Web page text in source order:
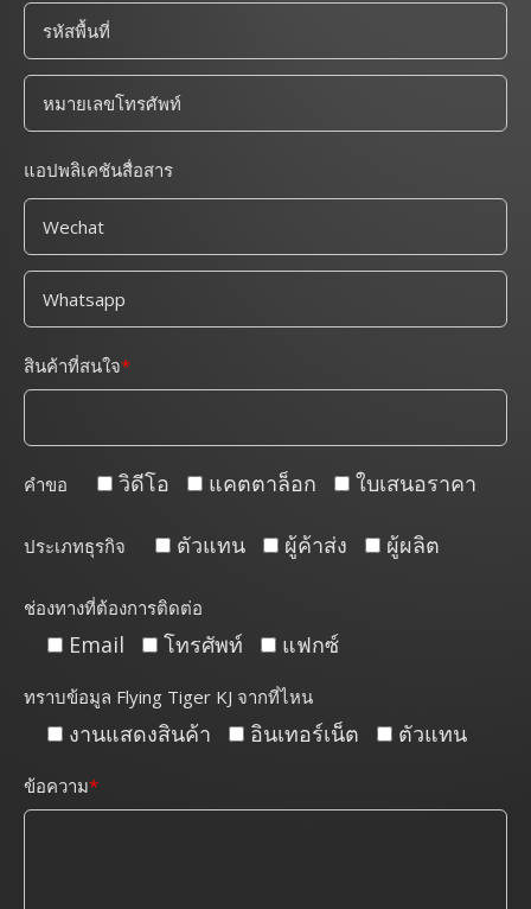
แอปพลิเคชันสื่อสาร
สินค้าที่สนใจ
คำขอ วิดีโอ แคตตาล็อก ใบเสนอราคา
ประเภทธุรกิจ ตัวแทน ผู้ค้าส่ง ผู้ผลิต
ช่องทางที่ต้องการติดต่อ
Email โทรศัพท์ แฟกซ์
ทราบข้อมูล Flying Tiger KJ จากที่ไหน
งานแสดงสินค้า อินเทอร์เน็ต ตัวแทน
ข้อความ